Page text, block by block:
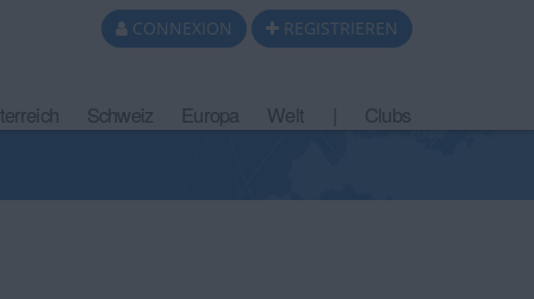
CONNEXION REGISTRIEREN
Schweiz Europa Welt Clubs